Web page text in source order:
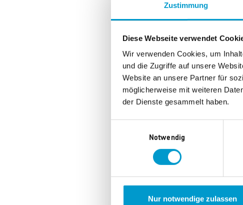
Zustimmung
Diese Webseite verwendet
Wir verwenden Cookies, um
und die Zugriffe auf unsere
Website an unsere Partner für
möglicherweise mit weiteren
der Dienste gesammelt haben.
Notwendig
Nur notwendige zulassen